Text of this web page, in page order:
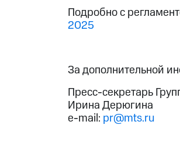
Подробно с
2025
За дополнительной
Пресс-секретарь
Ирина Дерюгина
e-mail: pr@mts.ru